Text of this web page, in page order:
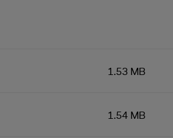
1.53 MB
1.54 MB